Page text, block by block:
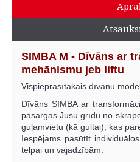
SIMBA M - Dīvāns ar
mehānismu jeb liftu
Vispieprasītākais dīvānu
Dīvāns SIMBA ar
pasargās Jūsu grīdu no
guļamvietu (kā gultai), kas
Iespējams pasūtīt
telpai un vajadzībām.